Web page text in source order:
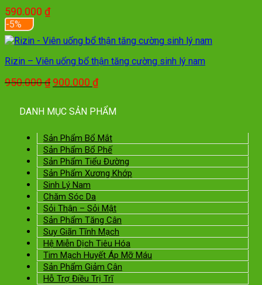
590.000 ₫
-5%
Rizin – Viên uống bổ thận tăng cường sinh lý nam
950.000₫ Giá
là:
950.000 ₫.
900.000 ₫Giá
tại
là:
900.000 ₫.
DANH MỤC SẢN PHẨM
Sản Phẩm Bổ Mắt
Sản Phẩm Bổ Phế
Sản Phẩm Tiểu Đường
Sản Phẩm Xương Khớp
Sinh Lý Nam
Chăm Sóc Da
Sỏi Thận – Sỏi Mật
Sản Phẩm Tăng Cân
Suy Giãn Tĩnh Mạch
Hệ Miễn Dịch Tiêu Hóa
Tim Mạch Huyết Áp Mỡ Máu
Sản Phẩm Giảm Cân
Hỗ Trợ Điều Trị Trĩ